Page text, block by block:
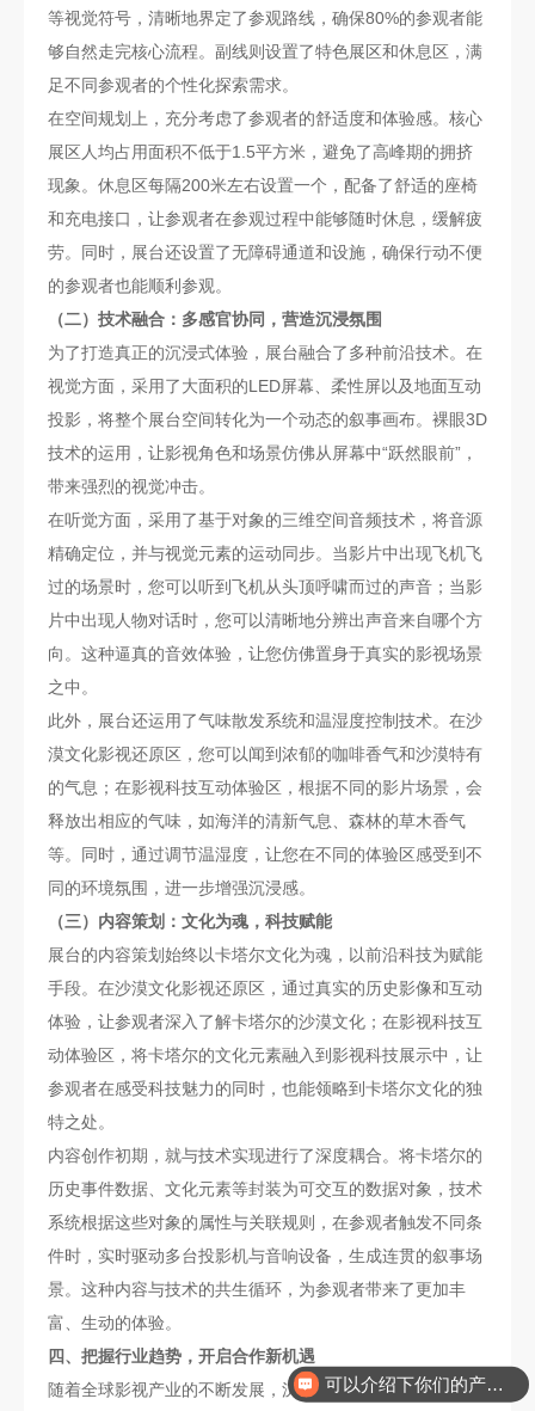
等视觉符号，清晰地界定了参观路线，确保80%的参观者能
够自然走完核心流程。副线则设置了特色展区和休息区，满
足不同参观者的个性化探索需求。
在空间规划上，充分考虑了参观者的舒适度和体验感。核心
展区人均占用面积不低于1.5平方米，避免了高峰期的拥挤
现象。休息区每隔200米左右设置一个，配备了舒适的座椅
和充电接口，让参观者在参观过程中能够随时休息，缓解疲
劳。同时，展台还设置了无障碍通道和设施，确保行动不便
的参观者也能顺利参观。
（二）技术融合：多感官协同，营造沉浸氛围
为了打造真正的沉浸式体验，展台融合了多种前沿技术。在
视觉方面，采用了大面积的LED屏幕、柔性屏以及地面互动
投影，将整个展台空间转化为一个动态的叙事画布。裸眼3D
技术的运用，让影视角色和场景仿佛从屏幕中“跃然眼前”，
带来强烈的视觉冲击。
在听觉方面，采用了基于对象的三维空间音频技术，将音源
精确定位，并与视觉元素的运动同步。当影片中出现飞机飞
过的场景时，您可以听到飞机从头顶呼啸而过的声音；当影
片中出现人物对话时，您可以清晰地分辨出声音来自哪个方
向。这种逼真的音效体验，让您仿佛置身于真实的影视场景
之中。
此外，展台还运用了气味散发系统和温湿度控制技术。在沙
漠文化影视还原区，您可以闻到浓郁的咖啡香气和沙漠特有
的气息；在影视科技互动体验区，根据不同的影片场景，会
释放出相应的气味，如海洋的清新气息、森林的草木香气
等。同时，通过调节温湿度，让您在不同的体验区感受到不
同的环境氛围，进一步增强沉浸感。
（三）内容策划：文化为魂，科技赋能
展台的内容策划始终以卡塔尔文化为魂，以前沿科技为赋能
手段。在沙漠文化影视还原区，通过真实的历史影像和互动
体验，让参观者深入了解卡塔尔的沙漠文化；在影视科技互
动体验区，将卡塔尔的文化元素融入到影视科技展示中，让
参观者在感受科技魅力的同时，也能领略到卡塔尔文化的独
特之处。
内容创作初期，就与技术实现进行了深度耦合。将卡塔尔的
历史事件数据、文化元素等封装为可交互的数据对象，技术
系统根据这些对象的属性与关联规则，在参观者触发不同条
件时，实时驱动多台投影机与音响设备，生成连贯的叙事场
景。这种内容与技术的共生循环，为参观者带来了更加丰
富、生动的体验。
四、把握行业趋势，开启合作新机遇
随着全球影视产业的不断发展，沉浸式体验已经成为行业的
你们是怎么收费的呢